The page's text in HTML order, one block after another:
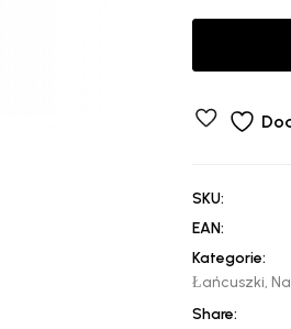
SKU:
EAN:
Kategorie:
Łańcuszki,
Share: